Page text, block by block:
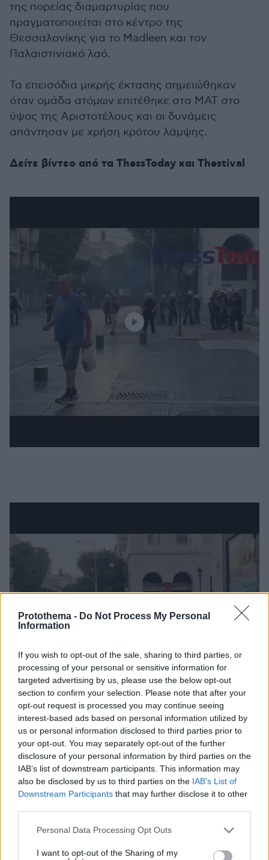
Protothema - Do Not Process My Personal
Information
If you wish to opt-out of the sale, sharing to third parties, or
processing of your personal or sensitive information for
targeted advertising by us, please use the below opt-out
section to confirm your selection. Please note that after your
opt-out request is processed you may continue seeing
interest-based ads based on personal information utilized by
us or personal information disclosed to third parties prior to
your opt-out. You may separately opt-out of the further
disclosure of your personal information by third parties on the
IAB’s list of downstream participants. This information may
also be disclosed by us to third parties on the IAB’s List of
Downstream Participants that may further disclose it to other
Please note that this website/app uses one or more Google
not limited to your visit or usage behaviour. You may click to
Personal Data Processing Opt Outs
I want to opt-out of the Sharing of my
της πορείας διαμαρτυρίας που
πραγματοποιείται στο κέντρο της
Θεσσαλονίκης για το Madleen και τον
Παλαιστινιακό λαό.
Τα επεισόδια μικρής έκτασης σημειώθηκαν
όταν ομάδα ατόμων επιτέθηκε στα ΜΑΤ στο
ύψος της Αριστοτέλους και οι δυνάμεις
απάντησαν με χρήση κρότου λάμψης.
Δείτε βίντεο από τα ThessToday και Thestival
Χωρίς τις αισθήσεις του βρέθηκε ο ορειβάτης
που έπεσε σε χαράδρα αφού τον έσπρωξε